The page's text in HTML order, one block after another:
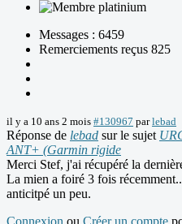
Messages : 6459
Remerciements reçus 825
il y a 10 ans 2 mois #130967 parlebad
Réponse de lebad sur le sujet
ANT+ (Garmin rigide
Merci Stef, j'ai récupéré la
La mien a foiré 3 fois
anticitpé un peu.
Connexion ou Créer un compte